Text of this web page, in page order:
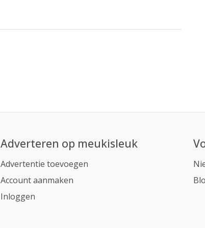
Adverteren op meukisleuk
Advertentie toevoegen
Account aanmaken
Inloggen